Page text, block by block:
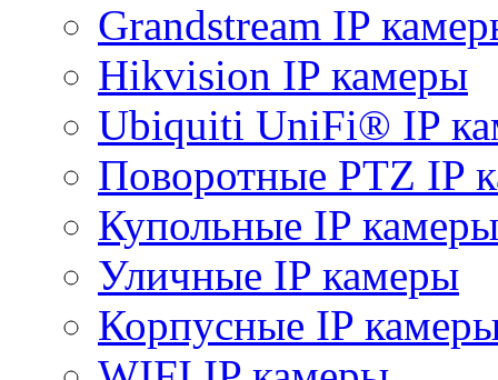
Grandstream IP
Hikvision IP камеры
Ubiquiti UniFi® IP
Поворотные PTZ IP
Купольные IP камеры
Уличные IP камеры
Корпусные IP